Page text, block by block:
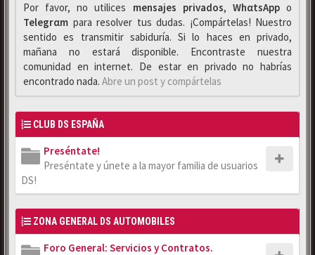
Por favor, no utilices mensajes privados, WhαtsAppo
Telegrαm para resolver tus dudas. ¡Compártelas! Nuestro
sentido es transmitir sabiduría. Si lo haces en privado,
mañana no estará disponible. Encontraste nuestra
comunidad en internet. De estar en privado no habrías
encontrado nada. Abre un post y compártelas
CLUB DS ESPAÑA
Preséntate!
Preséntate y únete a la mayor familia de usuarios
DS!
ZONA GENERAL DS AUTOMOBILES
Foro General: Servicios y Contratos.